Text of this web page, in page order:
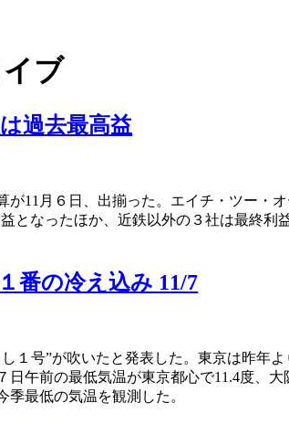
ブ
過去最高益
11月６日、出揃った。エイチ・ツー・オ
となったほか、近鉄以外の３社は最終利
番の冷え込み 11/7
１号”が吹いたと発表した。東京は昨年
午前の最低気温が東京都心で11.4度、大
最低の気温を観測した。